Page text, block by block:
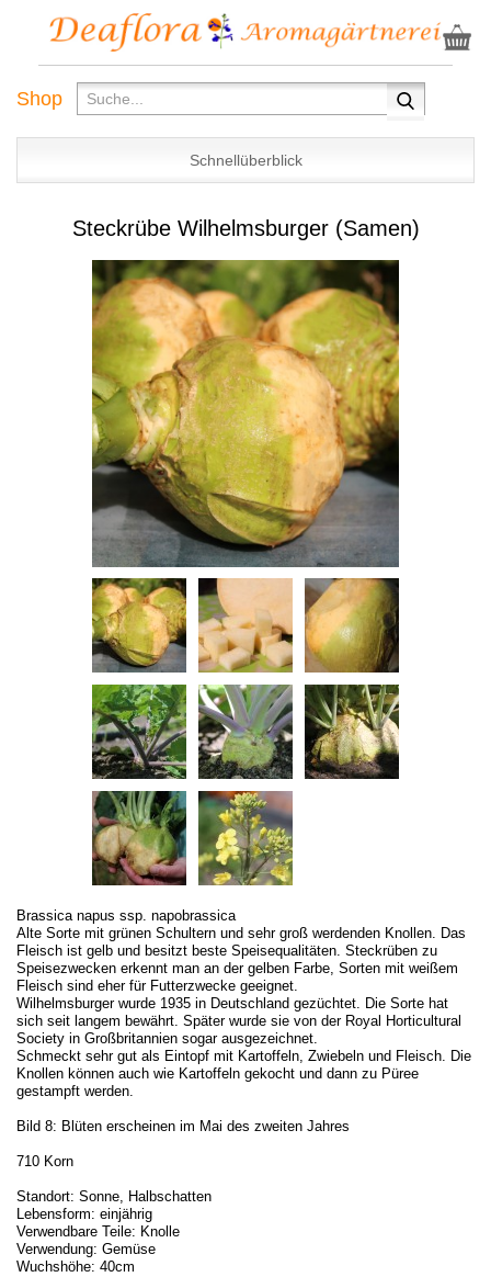
Shop
Schnellüberblick
Steckrübe Wilhelmsburger (Samen)
Brassica napus ssp. napobrassica
Alte Sorte mit grünen Schultern und sehr groß werdenden Knollen. Das
Fleisch ist gelb und besitzt beste Speisequalitäten. Steckrüben zu
Speisezwecken erkennt man an der gelben Farbe, Sorten mit weißem
Fleisch sind eher für Futterzwecke geeignet.
Wilhelmsburger wurde 1935 in Deutschland gezüchtet. Die Sorte hat
sich seit langem bewährt. Später wurde sie von der Royal Horticultural
Society in Großbritannien sogar ausgezeichnet.
Schmeckt sehr gut als Eintopf mit Kartoffeln, Zwiebeln und Fleisch. Die
Knollen können auch wie Kartoffeln gekocht und dann zu Püree
gestampft werden.
Bild 8: Blüten erscheinen im Mai des zweiten Jahres
710 Korn
Standort: Sonne, Halbschatten
Lebensform: einjährig
Verwendbare Teile: Knolle
Verwendung: Gemüse
Wuchshöhe: 40cm